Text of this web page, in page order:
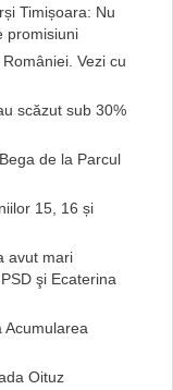
Timișoara: Nu
promisiuni
Vezi cu
scăzut sub 30%
de la Parcul
15, 16 și
avut mari
şi Ecaterina
Acumularea
Oituz